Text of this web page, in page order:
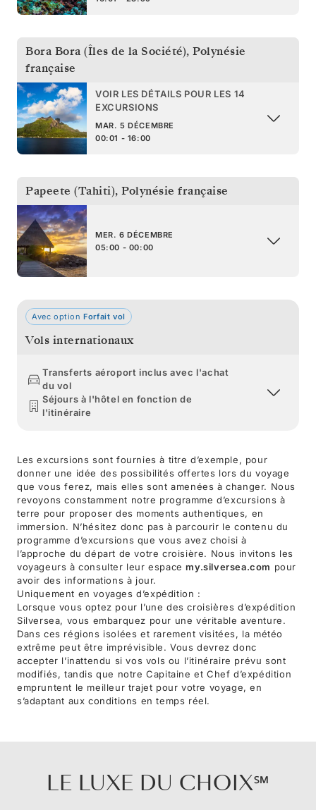
Bora Bora (Îles de la Société), Polynésie
française
VOIR LES DÉTAILS POUR LES 14
EXCURSIONS
MAR. 5 DÉCEMBRE
00:01 - 16:00
Papeete (Tahiti), Polynésie française
MER. 6 DÉCEMBRE
05:00 - 00:00
Avec option Forfait vol
Vols internationaux
Transferts aéroport inclus avec l'achat
du vol
Séjours à l'hôtel en fonction de
l'itinéraire
Les excursions sont fournies à titre d’exemple, pour
donner une idée des possibilités offertes lors du voyage
que vous ferez, mais elles sont amenées à changer. Nous
revoyons constamment notre programme d’excursions à
terre pour proposer des moments authentiques, en
immersion. N’hésitez donc pas à parcourir le contenu du
programme d’excursions que vous avez choisi à
l’approche du départ de votre croisière. Nous invitons les
voyageurs à consulter leur espacemy.silversea.com pour
avoir des informations à jour.
Uniquement en voyages d’expédition :
Lorsque vous optez pour l’une des croisières d’expédition
Silversea, vous embarquez pour une véritable aventure.
Dans ces régions isolées et rarement visitées, la météo
extrême peut être imprévisible. Vous devrez donc
accepter l’inattendu si vos vols ou l’itinéraire prévu sont
modifiés, tandis que notre Capitaine et Chef d’expédition
empruntent le meilleur trajet pour votre voyage, en
s’adaptant aux conditions en temps réel.
LE LUXE DU CHOIX℠